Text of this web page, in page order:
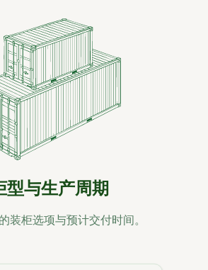
型与生产周期
装柜选项与预计交付时间。